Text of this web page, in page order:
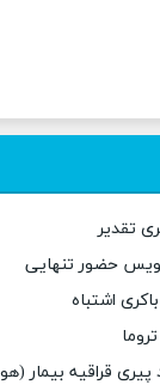
تقدیر
ویس حضور تنهایی
اشتباه
پیری قراقیه